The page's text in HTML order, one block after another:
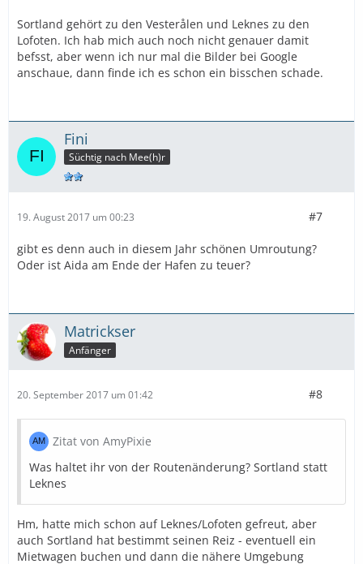
Sortland gehört zu den Vesterålen und Leknes zu den
Lofoten. Ich hab mich auch noch nicht genauer damit
befsst, aber wenn ich nur mal die Bilder bei Google
anschaue, dann finde ich es schon ein bisschen schade.
Fini
Süchtig nach Mee(h)r
19. August 2017 um 00:23 #7
gibt es denn auch in diesem Jahr schönen Umroutung?
Oder ist Aida am Ende der Hafen zu teuer?
Matrickser
Anfänger
20. September 2017 um 01:42 #8
Zitat von AmyPixie
Was haltet ihr von der Routenänderung? Sortland statt
Leknes
Hm, hatte mich schon auf Leknes/Lofoten gefreut, aber
auch Sortland hat bestimmt seinen Reiz - eventuell ein
Mietwagen buchen und dann die nähere Umgebung